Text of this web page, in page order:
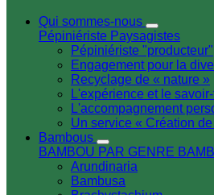
Qui sommes-nous
Pépiniériste Paysagistes
Pépiniériste "producteur"
Engagement pour la
Recyclage de « nature »
L'expérience et le
L'accompagnement
Un service « Création
Bambous
BAMBOU PAR GENRE
Arundinaria
Bambusa